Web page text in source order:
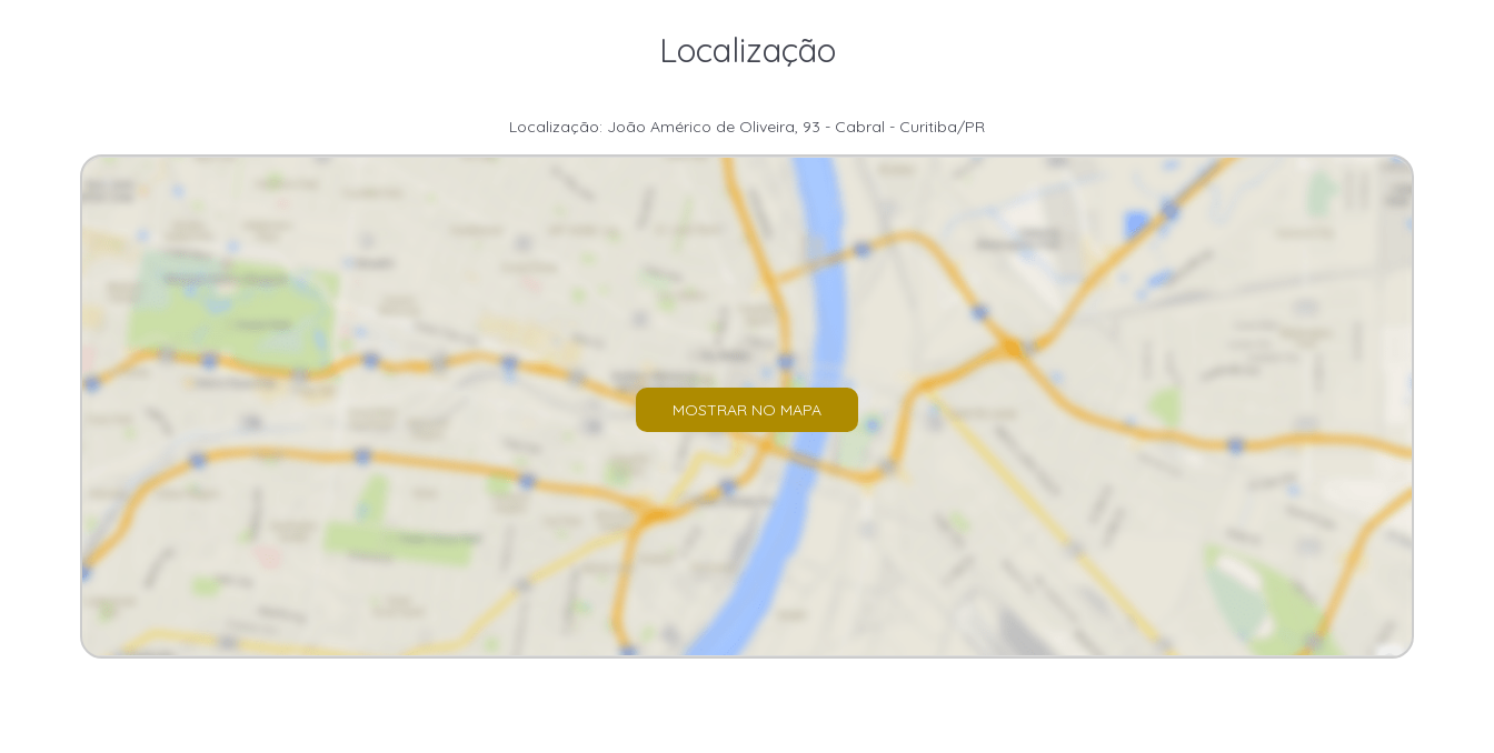
Localização
Localização: João Américo de Oliveira, 93 - Cabral - Curitiba/PR
MOSTRAR NO MAPA